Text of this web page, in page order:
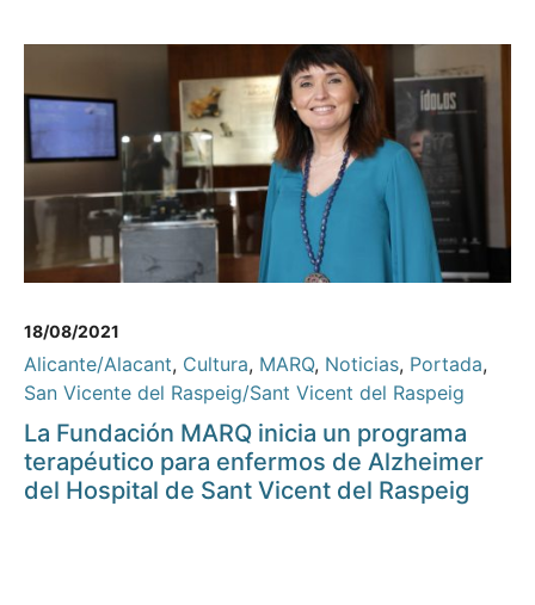
18/08/2021
Alicante/Alacant, Cultura, MARQ, Noticias, Portada,
San Vicente del Raspeig/Sant Vicent del Raspeig
La Fundación MARQ inicia un programa
terapéutico para enfermos de Alzheimer
del Hospital de Sant Vicent del Raspeig